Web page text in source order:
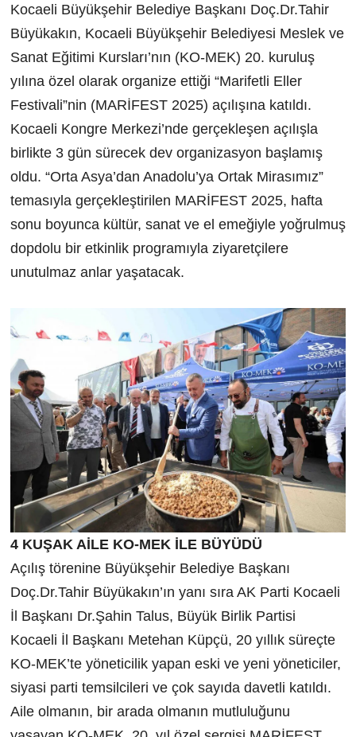
Kocaeli Büyükşehir Belediye Başkanı Doç.Dr.Tahir
Büyükakın, Kocaeli Büyükşehir Belediyesi Meslek ve
Sanat Eğitimi Kursları’nın (KO-MEK) 20. kuruluş
yılına özel olarak organize ettiği “Marifetli Eller
Festivali”nin (MARİFEST 2025) açılışına katıldı.
Kocaeli Kongre Merkezi’nde gerçekleşen açılışla
birlikte 3 gün sürecek dev organizasyon başlamış
oldu. “Orta Asya’dan Anadolu’ya Ortak Mirasımız”
temasıyla gerçekleştirilen MARİFEST 2025, hafta
sonu boyunca kültür, sanat ve el emeğiyle yoğrulmuş
dopdolu bir etkinlik programıyla ziyaretçilere
unutulmaz anlar yaşatacak.
4 KUŞAK AİLE KO-MEK İLE BÜYÜDÜ
Açılış törenine Büyükşehir Belediye Başkanı
Doç.Dr.Tahir Büyükakın’ın yanı sıra AK Parti Kocaeli
İl Başkanı Dr.Şahin Talus, Büyük Birlik Partisi
Kocaeli İl Başkanı Metehan Küpçü, 20 yıllık süreçte
KO-MEK’te yöneticilik yapan eski ve yeni yöneticiler,
siyasi parti temsilcileri ve çok sayıda davetli katıldı.
Aile olmanın, bir arada olmanın mutluluğunu